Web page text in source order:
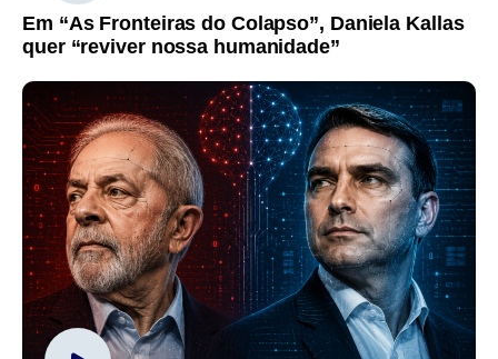
Em “As Fronteiras do Colapso”, Daniela Kallas
quer “reviver nossa humanidade”